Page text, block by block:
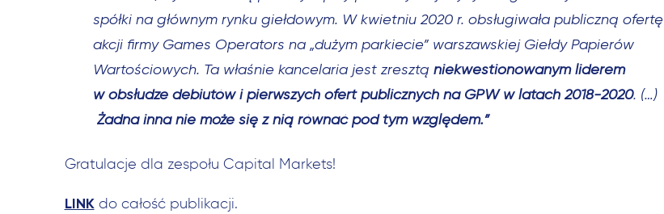
spółki na głównym rynku giełdowym. W kwietniu 2020 r. obsługiwała publiczną ofertę
akcji firmy Games Operators na „dużym parkiecie” warszawskiej Giełdy Papierów
Wartościowych. Ta właśnie kancelaria jest zresztą niekwestionowanym liderem
w obsłudze debiutów i pierwszych ofert publicznych na GPW w latach 2018-2020. (…)
Żadna inna nie może się z nią równać pod tym względem.”
Gratulacje dla zespołu Capital Markets!
LINKdo całość publikacji.